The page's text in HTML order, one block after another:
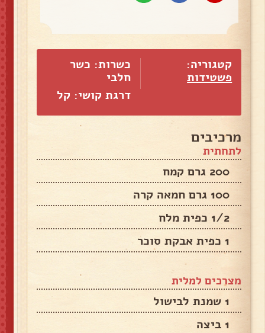
קטגוריה:
פשטידות
כשרות: כשר
חלבי
דרגת קושי: קל
מרכיבים
לתחתית
200 גרם קמח
100 גרם חמאה קרה
1/2 כפית מלח
1 כפית אבקת סוכר
מצרכים למלית
1 שמנת לבישול
1 ביצה